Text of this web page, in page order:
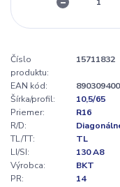
Číslo
produktu:
15711832
EAN kód:
Šírka/profil:
10,5/65
Priemer:
R16
R/D:
TL/TT:
TL
LI/SI:
130 A8
Výrobca:
BKT
PR:
14